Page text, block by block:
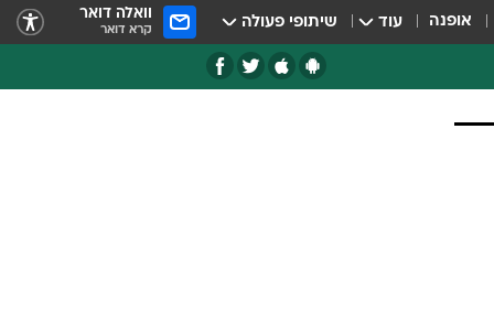
אופנה עוד שיתופי פעולה וואלה דואר
קרא דואר